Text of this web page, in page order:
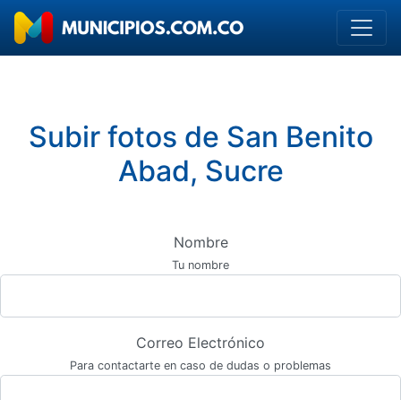
Subir fotos de San Benito
Abad, Sucre
Nombre
Tu nombre
Correo Electrónico
Para contactarte en caso de dudas o problemas